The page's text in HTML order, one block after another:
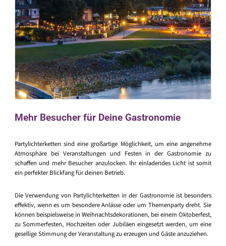
Mehr Besucher für Deine Gastronomie
Partylichterketten sind eine großartige Möglichkeit, um eine angenehme
Atmosphäre bei Veranstaltungen und Festen in der Gastronomie zu
schaffen und mehr Besucher anzulocken. Ihr einladendes Licht ist somit
ein perfekter Blickfang für deinen Betrieb.
Die Verwendung von Partylichterketten in der Gastronomie ist besonders
effektiv, wenn es um besondere Anlässe oder um Themenparty dreht. Sie
können beispielsweise in Weihnachtsdekorationen, bei einem Oktoberfest,
zu Sommerfesten, Hochzeiten oder Jubiläen eingesetzt werden, um eine
gesellige Stimmung der Veranstaltung zu erzeugen und Gäste anzuziehen.